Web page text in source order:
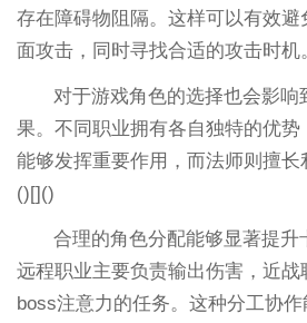
存在障碍物阻隔。这样可以有效
面攻击，同时寻找合适的攻击时机
对于游戏角色的选择也会影响
果。不同职业拥有各自独特的优势
能够发挥重要作用，而法师则擅
()[]()
合理的角色分配能够显著提升
远程职业主要负责输出伤害，近战
boss注意力的任务。这种分工协